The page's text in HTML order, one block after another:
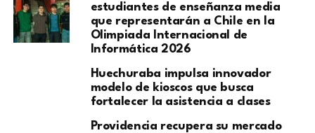
estudiantes de enseñanza media
que representarán a Chile en la
Olimpiada Internacional de
Informática 2026
Huechuraba impulsa innovador
modelo de kioscos que busca
fortalecer la asistencia a clases
Providencia recupera su mercado